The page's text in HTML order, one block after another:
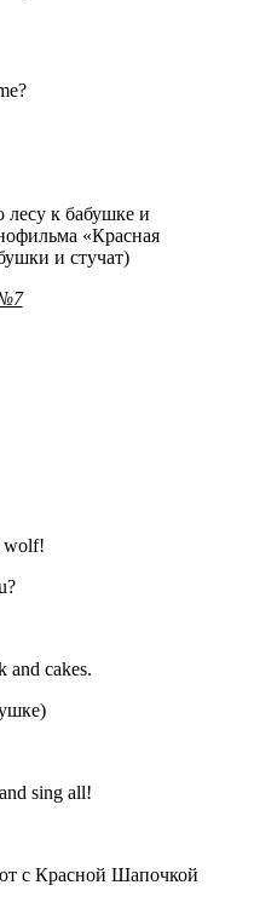
к бабушке и
«Красная
и стучат)
wolf!
and cakes.
sing all!
с Красной Шапочкой